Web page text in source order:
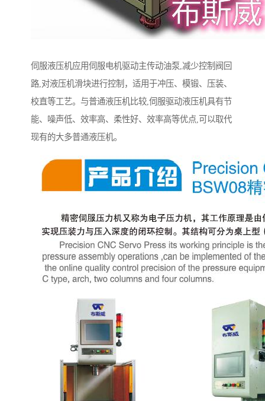
伺服液压机应用伺服电机驱动主传动油泵,减少控制阀回
路,对液压机滑块进行控制，适用于冲压、模锻、压装、
校直等工艺。与普通液压机比较,伺服驱动液压机具有节
能、噪声低、效率高、柔性好、效率高等优点,可以取代
现有的大多普通液压机。